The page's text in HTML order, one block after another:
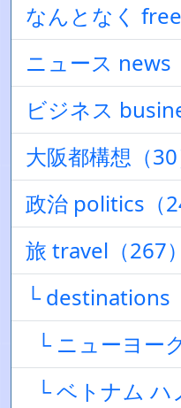
なんとなく
ニュース news
ビジネス
大阪都構想（30
政治 politics（
旅 travel（267）
└ destinations
└ ニューヨー
└ ベトナム ハ